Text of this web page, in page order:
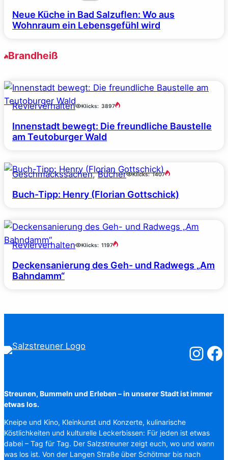
Neue Küche in Bad Salzuflen: Wo aus
Wohnraum ein Lebensgefühl wird
Brandheiß
Revierverhalten Klicks: 3897
Innenstadt bewegt: Die freundliche Baustelle
am Teutoburger Wald
Geschmackssachen, Bücher Klicks: 1407
Buch-Tipp: Henry (Florian Gottschick)
Revierverhalten Klicks: 1197
Deckensanierung des Geh- und Radwegs „Am
Bahndamm“
Streunen, Bummeln und Erleben – in unserer Stadt ist immer
etwas los.
Kneipe und Kino, Kleinkunst und Konzerte, kulinarische
Köstlichkeiten und kulturelle Leckerbissen: Für jeden ist etwas
dabei – Tag für Tag. Der Salzstreuner zeigt euch, wo und wann
was los ist. Von der Langen Straße über Schötmar bis nach